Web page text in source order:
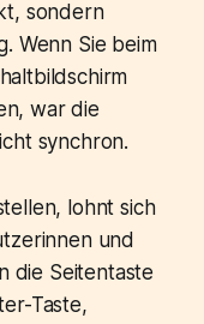
sondern
Wenn Sie beim
war die
synchron.
lohnt sich
und
die Seitentaste
Taste,